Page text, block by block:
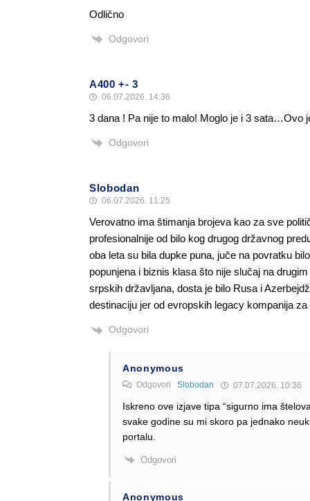
Odlično
Odgovori
A400 +- 3
06.07.2026. 14:36
3 dana ! Pa nije to malo! Moglo je i 3 sata…Ovo
Odgovori
Slobodan
06.07.2026. 11:25
Verovatno ima štimanja brojeva kao za sve
profesionalnije od bilo kog drugog državnog
oba leta su bila dupke puna, juče na povratku
popunjena i biznis klasa što nije slučaj na
srpskih državljana, dosta je bilo Rusa i
destinaciju jer od evropskih legacy kompanija
Odgovori
Anonymous
Odgovori Slobodan 07.07.2026. 10:36
Iskreno ove izjave tipa “sigurno ima
svake godine su mi skoro pa jednako
portalu.
Odgovori
Anonymous